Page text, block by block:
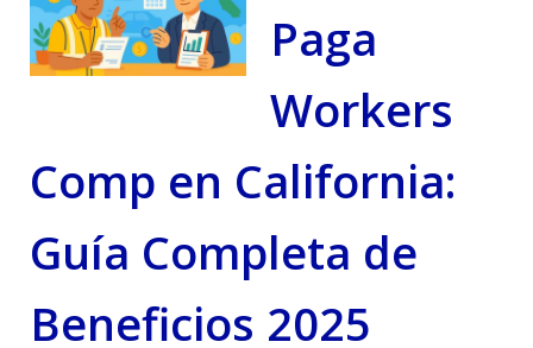
Paga
Workers
Comp en California:
Guía Completa de
Beneficios 2025